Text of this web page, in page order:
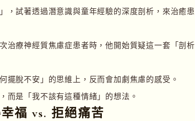
，試著透過潛意識與童年經驗的深度剖析，來治癒患
治療神經質焦慮症患者時，他開始質疑這一套「剖析
擺脫不安」的思維上，反而會加劇焦慮的感受。
而是「我不該有這種情緒」的想法。
福 vs. 拒絕痛苦